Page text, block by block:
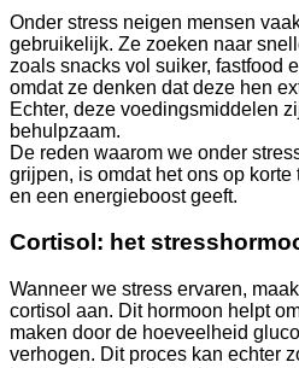
Onder stress neigen mensen
gebruikelijk. Ze zoeken naar
zoals snacks vol suiker, fastfood
omdat ze denken dat deze hen
Echter, deze voedingsmiddelen
behulpzaam.
De reden waarom we onder
grijpen, is omdat het ons op korte
en een energieboost geeft.
Cortisol: het
Wanneer we stress ervaren,
cortisol aan. Dit hormoon helpt
maken door de hoeveelheid
verhogen. Dit proces kan echter